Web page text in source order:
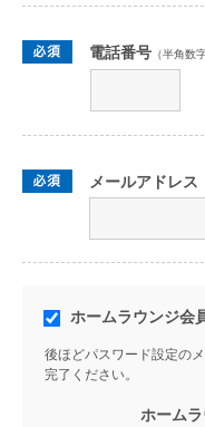
電話番号 （半角数字
メールアドレス
ホームラウンジ会
後ほどパスワード設定の
完了ください。
ホーム